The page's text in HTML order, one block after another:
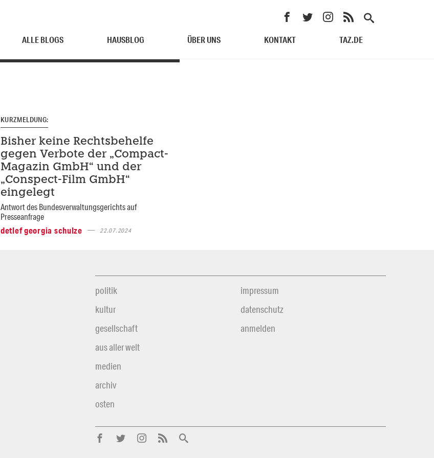
ALLE BLOGS HAUSBLOG ÜBER UNS KONTAKT TAZ.DE
KURZMELDUNG:
Bisher keine Rechtsbehelfe
gegen Verbote der „Compact-
Magazin GmbH“ und der
„Conspect-Film GmbH“
eingelegt
Antwort des Bundesverwaltungsgerichts auf
Presseanfrage
detlef georgia schulze
22.07.2024
politik
kultur
gesellschaft
aus aller welt
medien
archiv
osten
impressum
datenschutz
anmelden